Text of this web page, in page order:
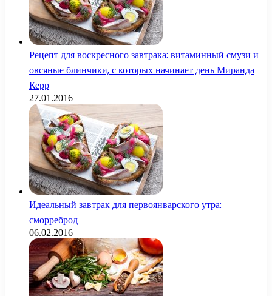
Рецепт для воскресного завтрака: витаминный смузи и
овсяные блинчики, с которых начинает день Миранда
Керр
27.01.2016
Идеальный завтрак для первоянварского утра:
сморреброд
06.02.2016